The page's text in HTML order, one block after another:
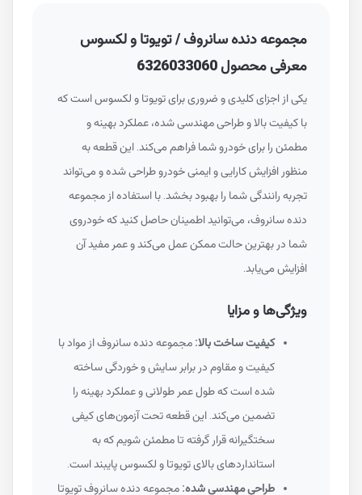
مجموعه دنده سانروف / تویوتا و لکسوس
معرفی محصول 6326033060
یکی از اجزای کلیدی و ضروری برای تویوتا و لکسوس است که
با کیفیت بالا و طراحی مهندسی شده، عملکرد بهینه و
مطمئن را برای خودرو شما فراهم می‌کند. این قطعه به
منظور افزایش کارایی و ایمنی خودرو طراحی شده و می‌تواند
تجربه رانندگی شما را بهبود بخشد. با استفاده از مجموعه
دنده سانروف، می‌توانید اطمینان حاصل کنید که خودروی
شما در بهترین حالت ممکن عمل می‌کند و عمر مفید آن
افزایش می‌یابد.
ویژگی‌ها و مزایا
کیفیت ساخت بالا:مجموعه دنده سانروف از مواد با
کیفیت و مقاوم در برابر سایش و خوردگی ساخته
شده است که طول عمر طولانی و عملکرد بهینه را
تضمین می‌کند. این قطعه تحت آزمون‌های کیفی
سختگیرانه قرار گرفته تا مطمئن شویم که به
استانداردهای بالای تویوتا و لکسوس پایبند است.
طراحی مهندسی شده:مجموعه دنده سانروف تویوتا